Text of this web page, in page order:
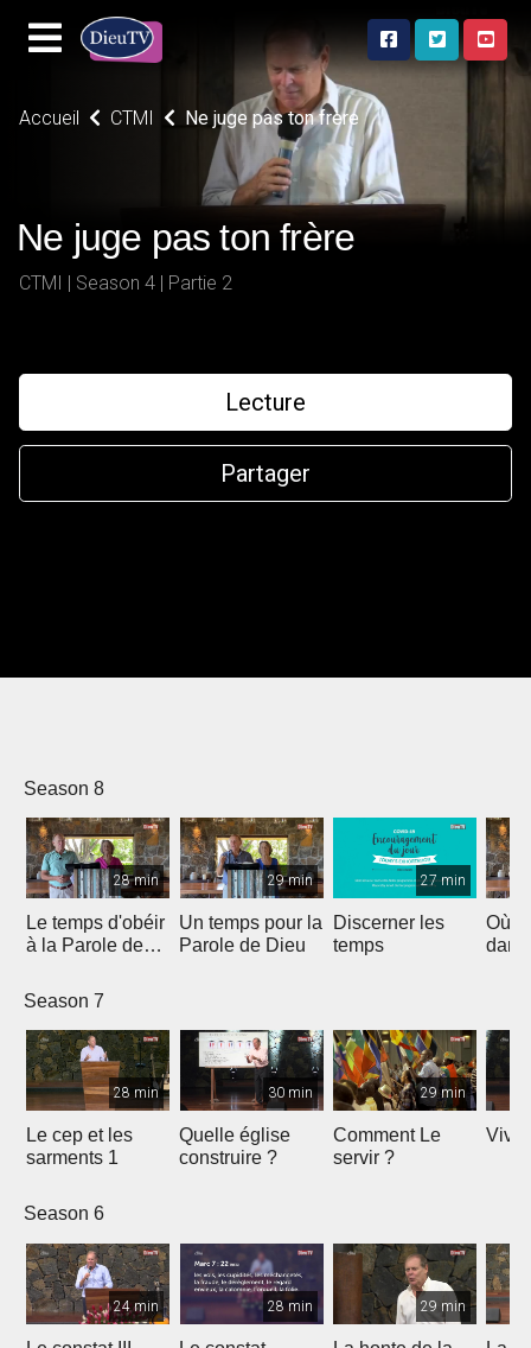
Accueil CTMI Ne juge pas ton frère
Ne juge pas ton frère
CTMI | Season 4 | Partie 2
Lecture
Partager
Season 8
28 min
Le temps d'obéir
à la Parole de
29 min
Un temps pour la
Parole de Dieu
27 min
Discerner les
temps
Où
dans
Season 7
28 min
Le cep et les
sarments 1
30 min
Quelle église
construire ?
29 min
Comment Le
servir ?
Season 6
24 min 28 min 29 min